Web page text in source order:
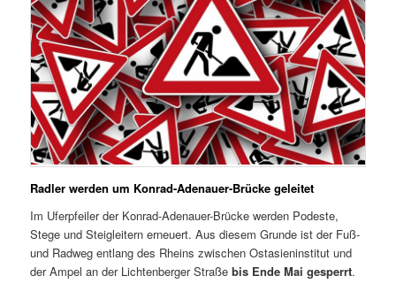
Radler werden um Konrad-Adenauer-Brücke geleitet
Im Uferpfeiler der Konrad-Adenauer-Brücke werden Podeste,
Stege und Steigleitern erneuert. Aus diesem Grunde ist der Fuß-
und Radweg entlang des Rheins zwischen Ostasieninstitut und
der Ampel an der Lichtenberger Straßebis Ende Mai gesperrt.